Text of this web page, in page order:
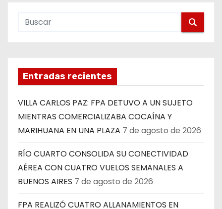
Entradas recientes
VILLA CARLOS PAZ: FPA DETUVO A UN SUJETO
MIENTRAS COMERCIALIZABA COCAÍNA Y
MARIHUANA EN UNA PLAZA 7 de agosto de 2026
RÍO CUARTO CONSOLIDA SU CONECTIVIDAD
AÉREA CON CUATRO VUELOS SEMANALES A
BUENOS AIRES 7 de agosto de 2026
FPA REALIZÓ CUATRO ALLANAMIENTOS EN